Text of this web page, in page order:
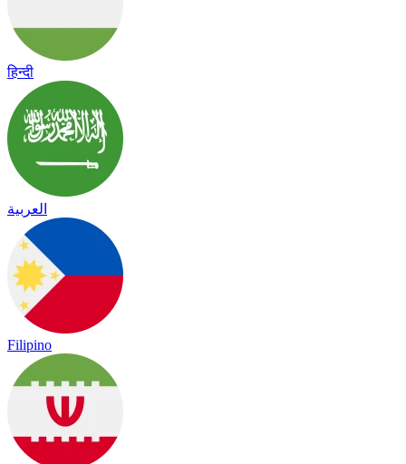
हिन्दी
العربية
Filipino